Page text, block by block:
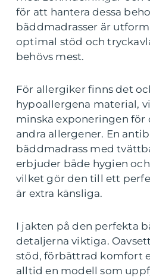
för att hantera dessa
bäddmadrasser är
optimal stöd och
behövs mest.
För allergiker finns det
hypoallergena material,
minska exponeringen för
andra allergener. En
bäddmadrass med
erbjuder både hygien
vilket gör den till ett
är extra känsliga.
I jakten på den perfekta
detaljerna viktiga.
stöd, förbättrad komfort
alltid en modell som